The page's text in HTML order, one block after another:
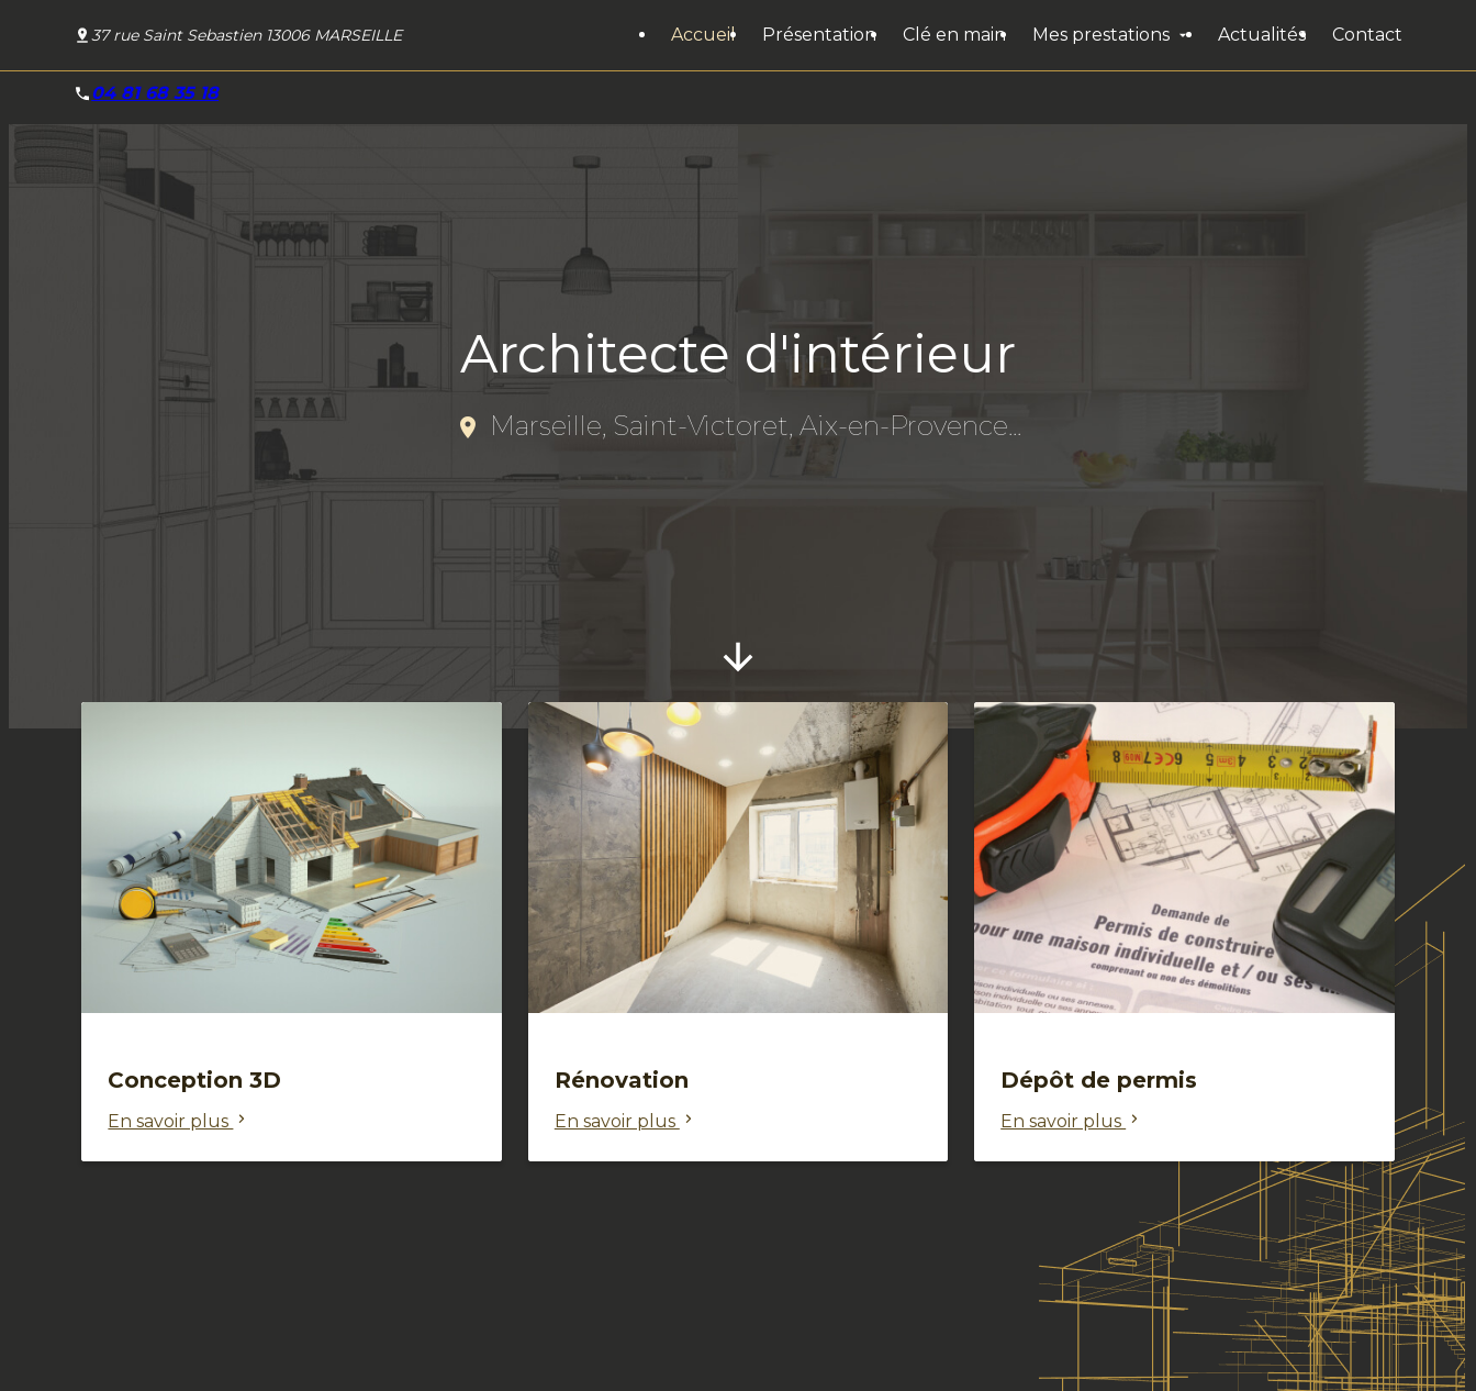
37 rue Saint Sebastien 13006 MARSEILLE Accueil Présentation Clé en main Mes prestations Actualités Contact
04 81 68 35 18
Architecte d'intérieur
Marseille, Saint-Victoret, Aix-en-Provence...
Conception 3D
En savoir plus
Rénovation
En savoir plus
Dépôt de permis
En savoir plus